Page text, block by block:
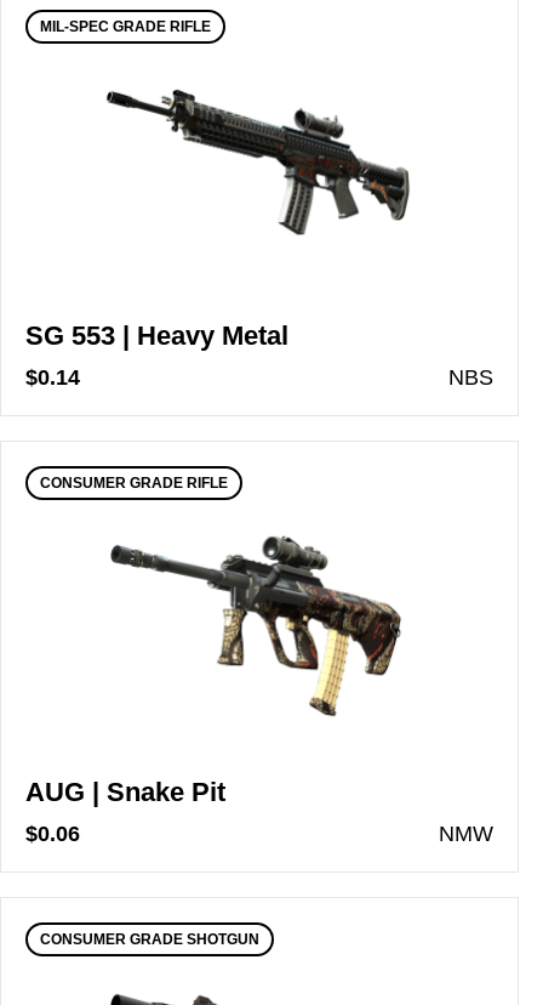
MIL-SPEC GRADE RIFLE
SG 553 | Heavy Metal
$0.14 NBS
CONSUMER GRADE RIFLE
AUG | Snake Pit
$0.06 NMW
CONSUMER GRADE SHOTGUN